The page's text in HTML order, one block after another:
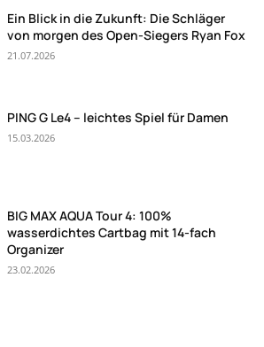
Ein Blick in die Zukunft: Die Schläger
von morgen des Open-Siegers Ryan Fox
21.07.2026
PING G Le4 – leichtes Spiel für Damen
15.03.2026
BIG MAX AQUA Tour 4: 100%
wasserdichtes Cartbag mit 14-fach
Organizer
23.02.2026